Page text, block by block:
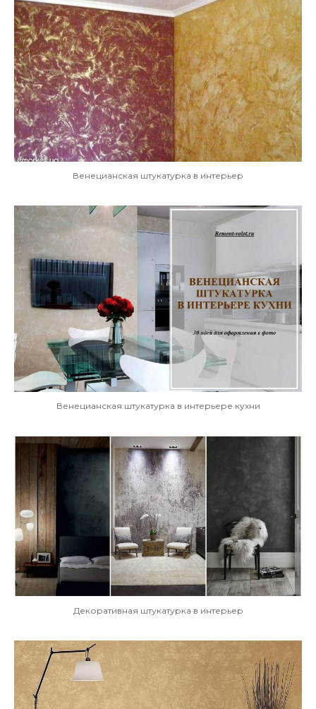
Венецианская штукатурка в интерьер
Венецианская штукатурка в интерьере кухни
Декоративная штукатурка в интерьер